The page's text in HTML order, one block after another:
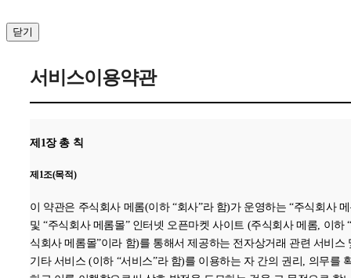
금 결제, 요금추심
2. 회원 관리
3. 마케팅 및 광고에 활용
체 없이 파기합니다.
같이 관계법령에서 정한 일정한 기간 동안 회원정보를 보관합니다.
보존 항목 : 로그인ID , 결제기록
보존 근거 : 신용정보의 이용 및 보호에 관한 법률
닫기
서비스이용약관
제1장 총 칙
제1조(목적)
이 약관은 주식회사 메롬(이하 “회사”라 함)가 운영하는 “주식회사 메
및 “주식회사 메롬몰” 인터넷 오픈마켓 사이트 (주식회사 메롬, 이하
식회사 메롬몰”이라 함)를 통해서 제공하는 전자상거래 관련 서비스
기타 서비스 (이하 “서비스”라 함)를 이용하는 자 간의 권리, 의무를